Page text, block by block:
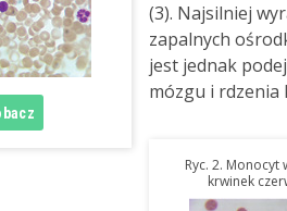
(3). Najsilniej
zapalnych
jest jednak
mózgu i rdzenia
Ryc. 2. Monocyt
krwinek